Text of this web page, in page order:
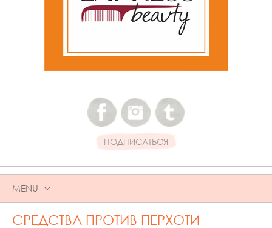
ПОДПИСАТЬСЯ
MENU
СРЕДСТВА ПРОТИВ ПЕРХОТИ